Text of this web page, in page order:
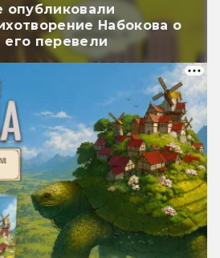
опубликовали
Набокова о
перевели